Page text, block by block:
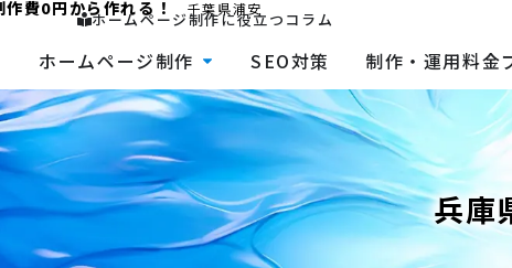
費0円から作れる！ 千葉県浦安
ホームページ制作に役立つコラム
ホームページ制作 SEO対策 制作・運用料金
兵庫